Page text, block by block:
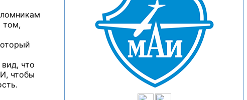
том,
что
чтобы